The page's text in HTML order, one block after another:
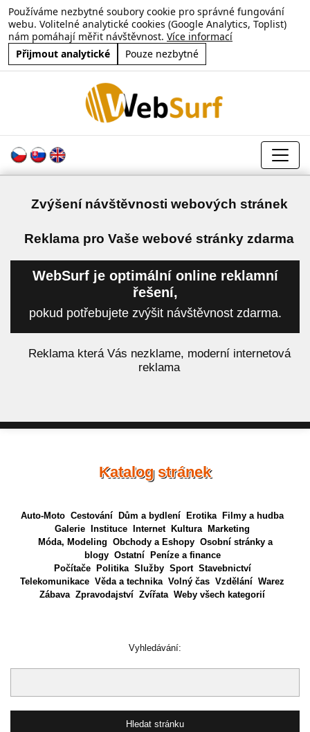
Používáme nezbytné soubory cookie pro správné fungování
webu. Volitelné analytické cookies (Google Analytics, Toplist)
nám pomáhají měřit návštěvnost. Více informací
Přijmout analytické
Pouze nezbytné
Zvýšení návštěvnosti webových stránek
Reklama pro Vaše webové stránky zdarma
WebSurf je optimální online reklamní
řešení,
pokud potřebujete zvýšit návštěvnost zdarma.
Reklama která Vás nezklame, moderní internetová
reklama
Katalog stránek
Auto-Moto Cestování Dům a bydlení Erotika
Filmy a hudba
Galerie
Instituce Internet Kultura
Marketing
Móda, Modeling Obchody a Eshopy Osobní stránky a
blogy Ostatní
Peníze a finance
Počítače
Politika Služby Sport Stavebnictví
Telekomunikace Věda a technika Volný čas Vzdělání Warez
Zábava Zpravodajství Zvířata Weby všech kategorií
Vyhledávání: